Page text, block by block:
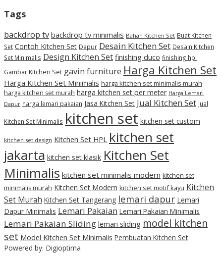
Tags
backdrop tv backdrop tv minimalis Bahan Kitchen Set Buat Kitchen
Set Contoh Kitchen Set Dapur Desain Kitchen Set Desain Kitchen
Set Minimalis Design Kitchen Set finishing duco finishing hpl
Gambar Kitchen Set gavin furniture Harga Kitchen Set
Harga Kitchen Set Minimalis harga kitchen set minimalis murah
harga kitchen set murah harga kitchen set per meter Harga Lemari
Dapur harga lemari pakaian Jasa Kitchen Set Jual Kitchen Set Jual
Kitchen Set Minimalis kitchen set kitchen set custom
kitchen set design Kitchen Set HPL kitchen set
jakarta kitchen set klasik Kitchen Set
Minimalis kitchen set minimalis modern kitchen set
minimalis murah Kitchen Set Modern kitchen set motif kayu Kitchen
Set Murah Kitchen Set Tangerang lemari dapur Lemari
Dapur Minimalis Lemari Pakaian Lemari Pakaian Minimalis
Lemari Pakaian Sliding lemari sliding model kitchen
set Model Kitchen Set Minimalis Pembuatan Kitchen Set
Powered by: Digioptima